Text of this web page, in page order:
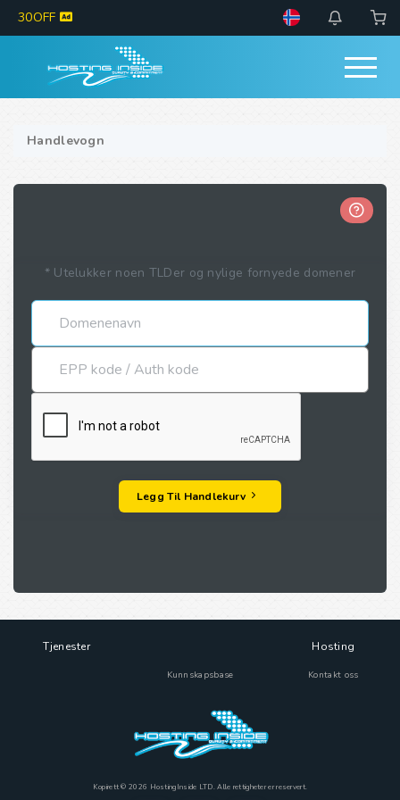
30OFF
Handlevogn
* Utelukker noen TLDer og nylige fornyede domener
Legg Til Handlekurv
Tjenester
Kunnskapsbase
Hosting
Kontakt oss
Kopirett © 2026 HostingInside LTD. Alle rettigheter er reservert.